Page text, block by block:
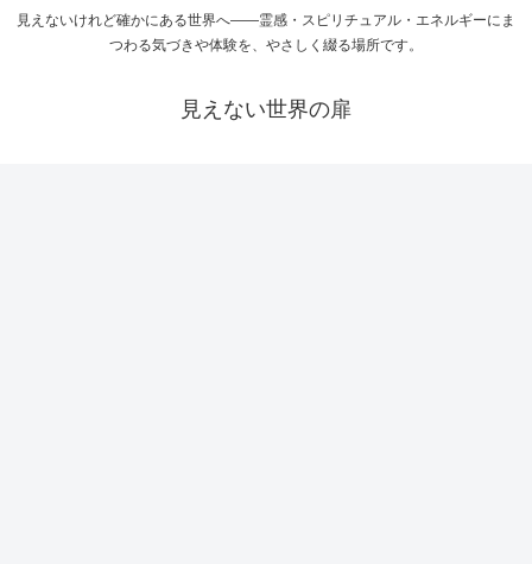
見えないけれど確かにある世界へ――霊感・スピリチュアル・エネルギーにま
つわる気づきや体験を、やさしく綴る場所です。
見えない世界の扉